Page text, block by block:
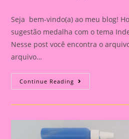
Seja bem-vindo(a) ao meu blog!
sugestão medalha com o tema
Nesse post você encontra o
arquivo…
Continue Reading Medalha
Independência
Brasil